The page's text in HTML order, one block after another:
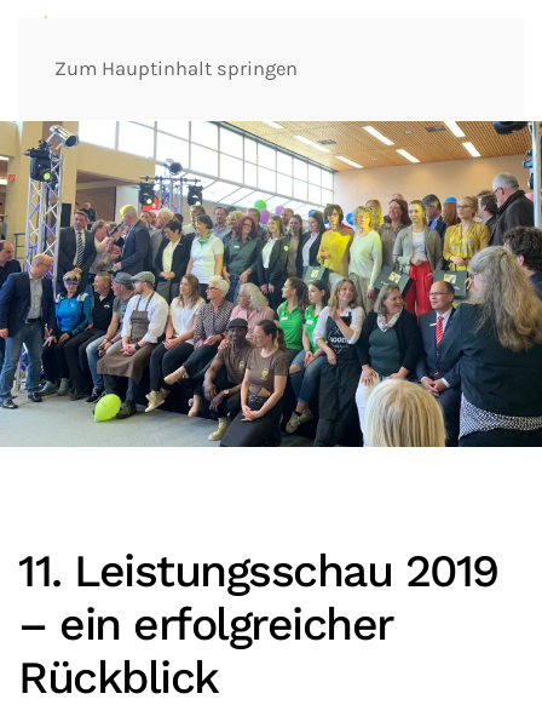
Zum Hauptinhalt springen
11. Leistungsschau 2019
– ein erfolgreicher
Rückblick